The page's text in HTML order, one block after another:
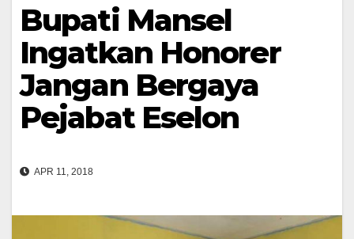
Bupati Mansel
Ingatkan Honorer
Jangan Bergaya
Pejabat Eselon
APR 11, 2018